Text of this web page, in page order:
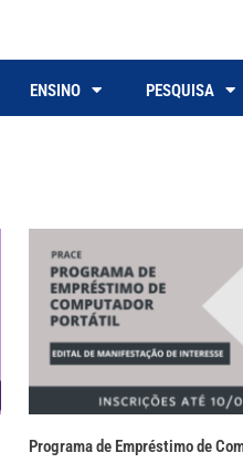
ENSINO PESQUISA
Programa de Empréstimo de